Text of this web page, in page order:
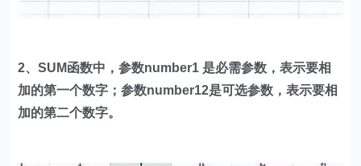
2、SUM函数中，参数number1 是必需参数，表示要相
加的第一个数字；参数number12是可选参数，表示要相
加的第二个数字。